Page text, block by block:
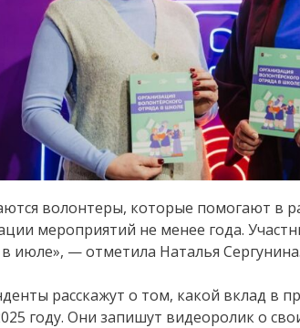
волонтеры, которые помогают в
мероприятий не менее года.
июле», — отметила Наталья Сергунина.
расскажут о том, какой вклад в
году. Они запишут видеоролик о